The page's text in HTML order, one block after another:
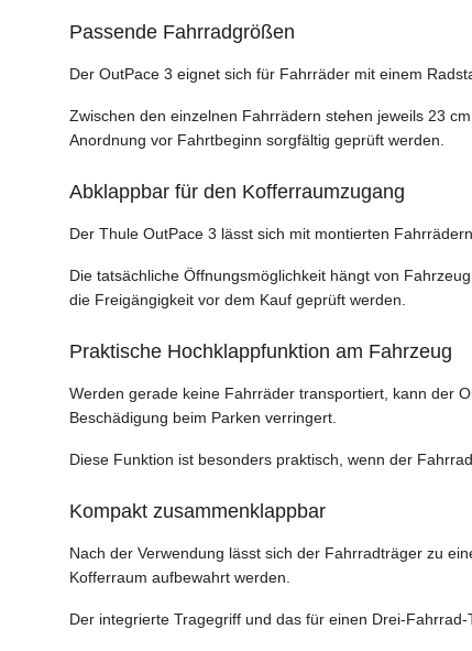
Passende Fahrradgrößen
Der OutPace 3 eignet sich für Fahrräder mit einem
Zwischen den einzelnen Fahrrädern stehen jeweils 23
Anordnung vor Fahrtbeginn sorgfältig geprüft werden.
Abklappbar für den Kofferraumzugang
Der Thule OutPace 3 lässt sich mit montierten
Die tatsächliche Öffnungsmöglichkeit hängt von
die Freigängigkeit vor dem Kauf geprüft werden.
Praktische Hochklappfunktion am Fahrzeug
Werden gerade keine Fahrräder transportiert, kann der
Beschädigung beim Parken verringert.
Diese Funktion ist besonders praktisch, wenn der
Kompakt zusammenklappbar
Nach der Verwendung lässt sich der Fahrradträger zu
Kofferraum aufbewahrt werden.
Der integrierte Tragegriff und das für einen Drei-